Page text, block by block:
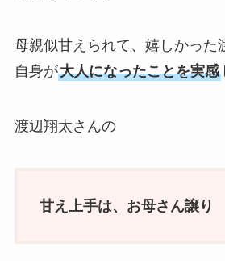
母親似甘えられて、嬉しかった
自身が大人になったことを実感
渡辺翔太さんの
甘え上手は、お母さん譲り